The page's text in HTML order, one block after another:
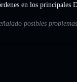
en los principales
posibles